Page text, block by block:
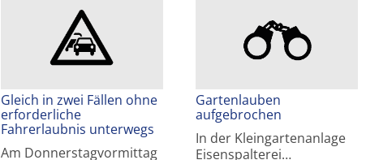
Gleich in zwei Fällen ohne
erforderliche
Fahrerlaubnis unterwegs
Am Donnerstagvormittag
Gartenlauben
aufgebrochen
In der Kleingartenanlage
Eisenspalterei…